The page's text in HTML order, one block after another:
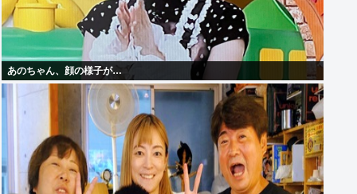
あのちゃん、顔の様子が…